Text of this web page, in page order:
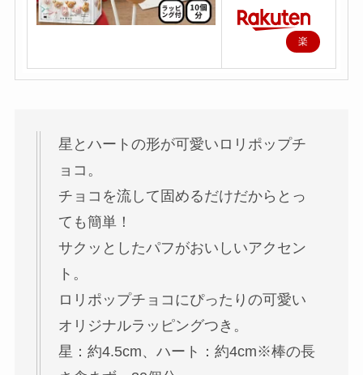
楽
星とハートの形が可愛いロリポップチ
ョコ。
チョコを流して固めるだけだからとっ
ても簡単！
サクッとしたパフがおいしいアクセン
ト。
ロリポップチョコにぴったりの可愛い
オリジナルラッピングつき。
星：約4.5cm、ハート：約4cm※棒の長